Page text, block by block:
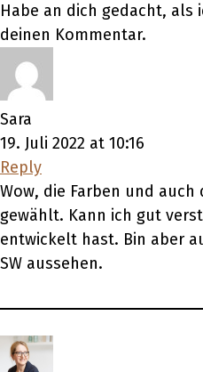
Habe an dich gedacht, als
deinen Kommentar.
Sara
19. Juli 2022 at 10:16
Reply
Wow, die Farben und
gewählt. Kann ich gut
entwickelt hast. Bin aber
SW aussehen.